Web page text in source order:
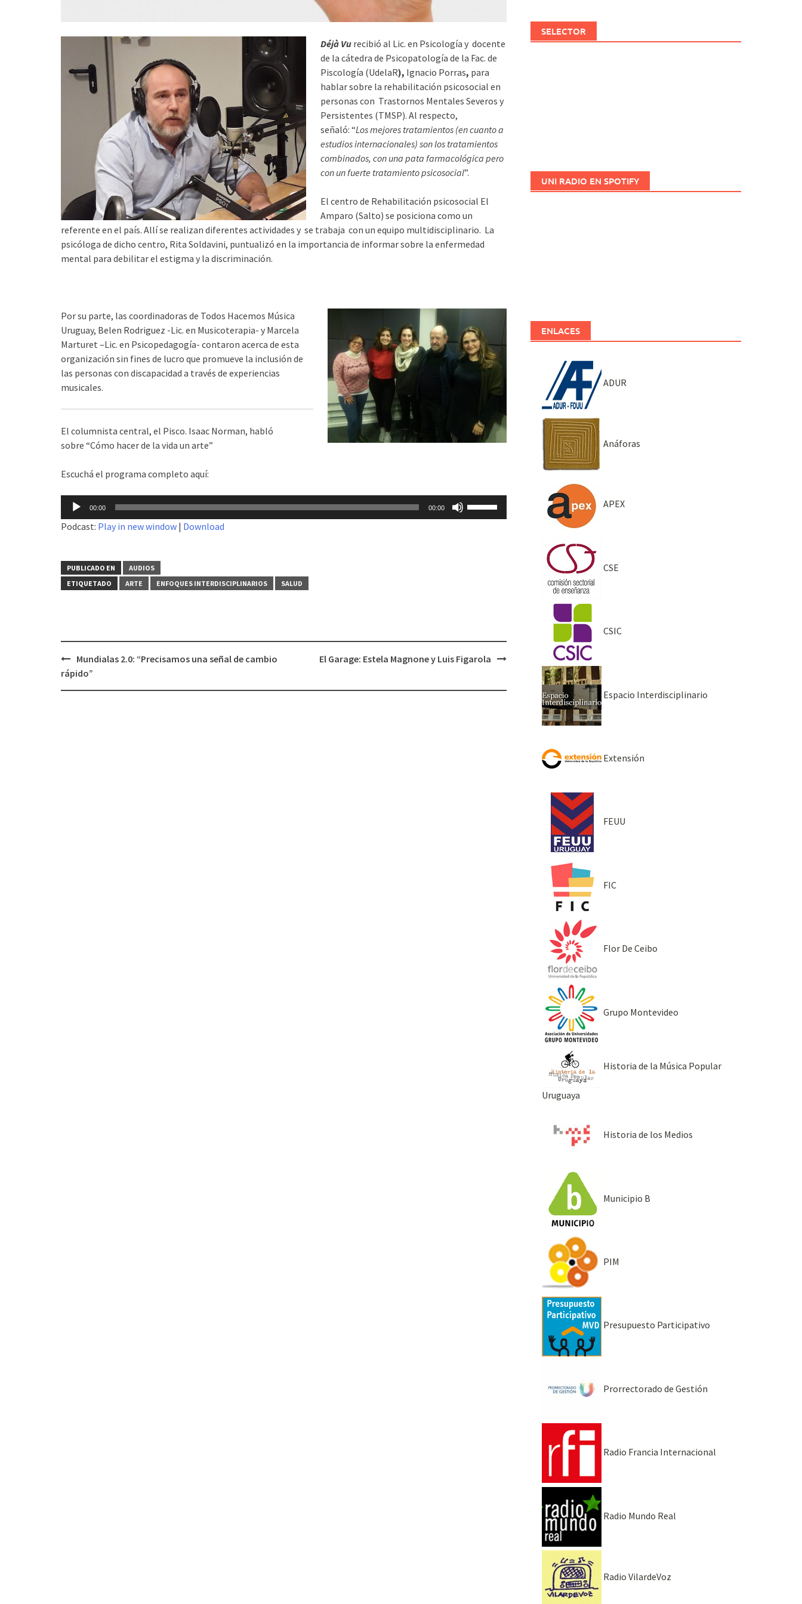
Déjà Vu recibió al Lic. en Psicología y docente
de la cátedra de Psicopatología de la Fac. de
Piscología (UdelaR), Ignacio Porras, para
hablar sobre la rehabilitación psicosocial en
personas con Trastornos Mentales Severos y
Persistentes (TMSP). Al respecto,
señaló: “Los mejores tratamientos (en cuanto a
estudios internacionales) son los tratamientos
combinados, con una pata farmacológica pero
con un fuerte tratamiento psicosocial”.
El centro de Rehabilitación psicosocial El
Amparo (Salto) se posiciona como un
referente en el país. Allí se realizan diferentes actividades y se trabaja con un equipo multidisciplinario. La
psicóloga de dicho centro, Rita Soldavini, puntualizó en la importancia de informar sobre la enfermedad
mental para debilitar el estigma y la discriminación.
Por su parte, las coordinadoras de Todos Hacemos Música
Uruguay, Belen Rodriguez -Lic. en Musicoterapia- y Marcela
Marturet –Lic. en Psicopedagogía- contaron acerca de esta
organización sin fines de lucro que promueve la inclusión de
las personas con discapacidad a través de experiencias
musicales.
El columnista central, el Pisco. Isaac Norman, habló
sobre “Cómo hacer de la vida un arte”
Escuchá el programa completo aquí:
Reproductor
audio
00:00 00:00
el
volumen.
Podcast: Play in new window | Download
PUBLICADO EN
AUDIOS
ETIQUETADO
ARTE ENFOQUES INTERDISCIPLINARIOS SALUD
Navegación
de
Mundialas 2.0: “Precisamos una señal de cambio
rápido”
El Garage: Estela Magnone y Luis Figarola
SELECTOR
UNI RADIO EN SPOTIFY
ENLACES
ADUR
Anáforas
APEX
CSE
CSIC
Espacio Interdisciplinario
Extensión
FEUU
FIC
Flor De Ceibo
Grupo Montevideo
Historia de la Música Popular
Uruguaya
Historia de los Medios
Municipio B
PIM
Presupuesto Participativo
Prorrectorado de Gestión
Radio Francia Internacional
Radio Mundo Real
Radio VilardeVoz